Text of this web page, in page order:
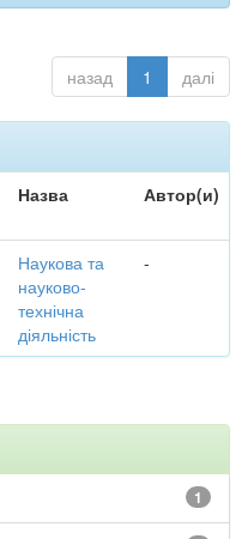
назад 1 далі
Назва Автор(и)
Наукова та
науково-
технічна
діяльність
-
1